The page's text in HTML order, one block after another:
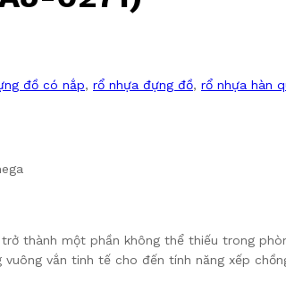
đồ có nắp, rổ nhựa đựng đồ, rổ nhựa hàn
thành một phần không thể thiếu trong
vắn tinh tế cho đến tính năng xếp